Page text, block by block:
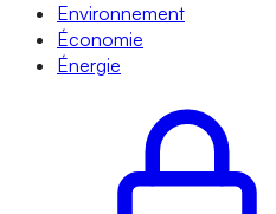
Environnement
Économie
Énergie